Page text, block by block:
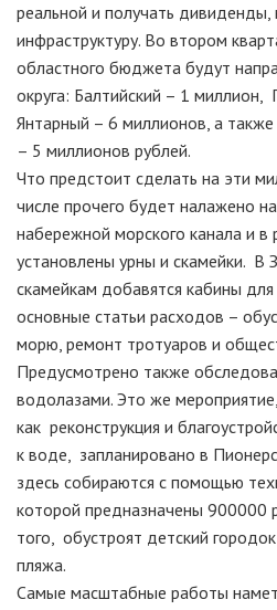
реальной и получать
инфраструктуру. Во втором
областного бюджета будут
округа: Балтийский – 1
Янтарный – 6 миллионов, а
– 5 миллионов рублей.
Что предстоит сделать на эти
числе прочего будет налажено
набережной морского канала и
установлены урны и скамейки. В
скамейкам добавятся кабины
основные статьи расходов –
морю, ремонт тротуаров и
Предусмотрено также
водолазами. Это же
как реконструкция и
к воде, запланировано в
здесь собираются с помощью
которой предназначены 900000
того, обустроят детский
пляжа.
Самые масштабные работы